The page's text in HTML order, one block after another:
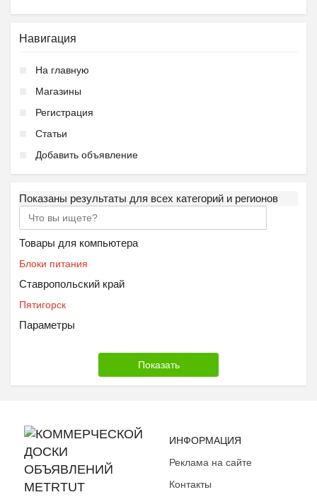
Навигация
На главную
Магазины
Регистрация
Статьи
Добавить объявление
Показаны результаты для всех категорий и регионов
Товары для компьютера
Блоки питания
Ставропольский край
Пятигорск
Параметры
ИНФОРМАЦИЯ
Реклама на сайте
Контакты